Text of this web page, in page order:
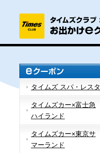
タイムズ スパ・レスタ
タイムズカー×富士急
ハイランド
タイムズカー×東京サ
マーランド